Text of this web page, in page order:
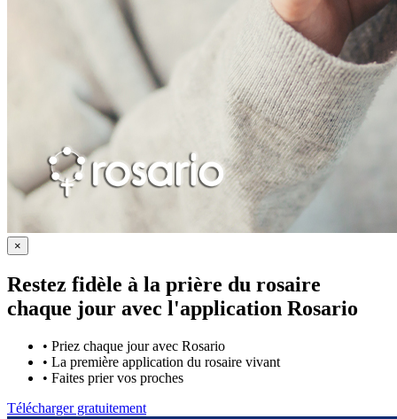
×
Restez fidèle à la prière du rosaire
chaque jour avec l'application Rosario
• Priez chaque jour avec Rosario
• La première application du rosaire vivant
• Faites prier vos proches
Télécharger gratuitement